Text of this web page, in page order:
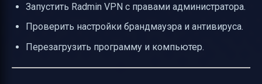
Запустить Radmin VPN с правами администратора.
Проверить настройки брандмауэра и антивируса.
Перезагрузить программу и компьютер.